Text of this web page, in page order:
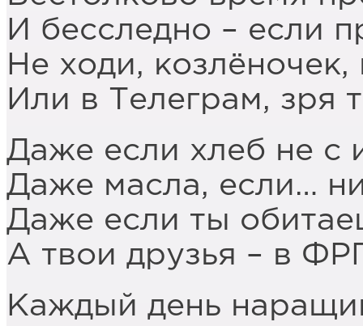
И бесследно – если
Не ходи,
Или в Телеграм, зря
Даже если хлеб не с
Даже масла, если…
Даже если ты
А твои друзья – в
Каждый день